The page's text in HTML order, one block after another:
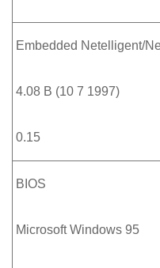
Embedded Netelligent/
4.08 B (10 7 1997)
0.15
BIOS
Microsoft Windows 95